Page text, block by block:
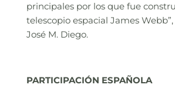
principales por los que fue
telescopio espacial James
José M. Diego.
PARTICIPACIÓN ESPAÑOLA